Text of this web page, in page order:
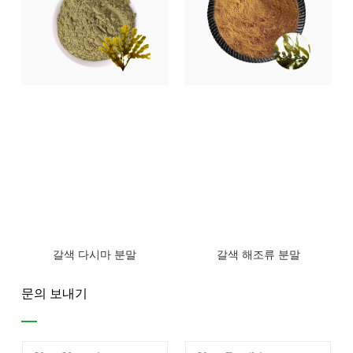
갈색 다시마 분말 갈색 해조류 분말
문의 보내기